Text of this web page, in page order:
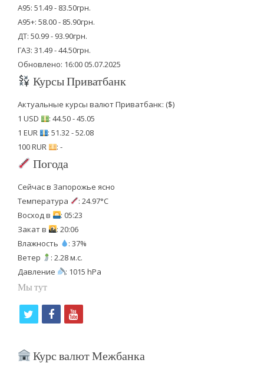
А95: 51.49 - 83.50грн.
А95+: 58.00 - 85.90грн.
ДТ: 50.99 - 93.90грн.
ГАЗ: 31.49 - 44.50грн.
Обновлено: 16:00 05.07.2025
Курсы Приватбанк
Актуальные курсы валют Приватбанк: ($)
1 USD
: 44.50 - 45.05
1 EUR
: 51.32 - 52.08
100 RUR
: -
Погода
Сейчас в Запорожье ясно
Температура
: 24.97°C
Восход в
: 05:23
Закат в
: 20:06
Влажность
: 37%
Ветер
: 2.28 м.с.
Давление
: 1015 hPa
Мы тут
i
f
c
y
u
Курс валют Межбанка